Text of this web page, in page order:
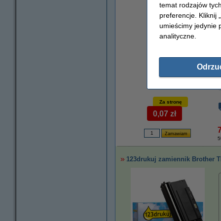
powiększ
Za stronę
0,07 zł
123drukuj zamiennik Brother
temat rodzajów
preferencje. Kliknij
umieścimy jedynie
analityczne.